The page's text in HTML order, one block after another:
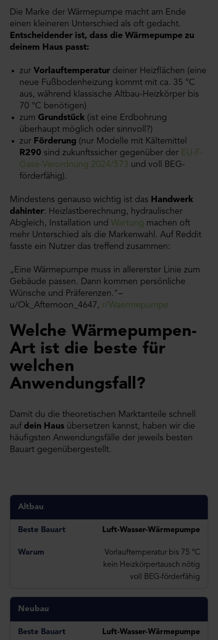
Die Marke der Wärmepumpe macht am Ende
einen kleineren Unterschied als oft gedacht.
Entscheidender ist, dass die Wärmepumpe zu
deinem Haus passt:
zur Vorlauftemperatur deiner Heizflächen (eine
neue Fußbodenheizung kommt mit ca. 35 °C
aus, während klassische Altbau-Heizkörper bis
70 °C benötigen)
zum Grundstück (ist eine Erdbohrung
überhaupt möglich oder sinnvoll?)
zur Förderung (nur Modelle mit Kältemittel
R290 sind zukunftssicher gegenüber der EU-F-
Gase-Verordnung 2024/573 und voll BEG-
förderfähig).
Mindestens genauso wichtig ist das Handwerk
dahinter: Heizlastberechnung, hydraulischer
Abgleich, Installation und Wartung machen oft
mehr Unterschied als die Markenwahl. Auf Reddit
fasste ein Nutzer das treffend zusammen:
„Eine Wärmepumpe muss in allererster Linie zum
Gebäude passen. Dann kommen persönliche
Wünsche und Präferenzen."–
u/Ok_Afternoon_4647, r/Waermepumpe
Welche Wärmepumpen-
Art ist die beste für
welchen
Anwendungsfall?
Damit du die theoretischen Marktanteile schnell
auf dein Haus übersetzen kannst, haben wir die
häufigsten Anwendungsfälle der jeweils besten
Bauart gegenübergestellt.
Altbau
Luft-Wasser-Wärmepumpe
Vorlauftemperatur bis 75 °C
kein Heizkörpertausch nötig
voll BEG-förderfähig
Neubau
Luft-Wasser-Wärmepumpe